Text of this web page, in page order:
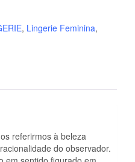
, Lingerie Feminina,
referirmos à beleza
do observador.